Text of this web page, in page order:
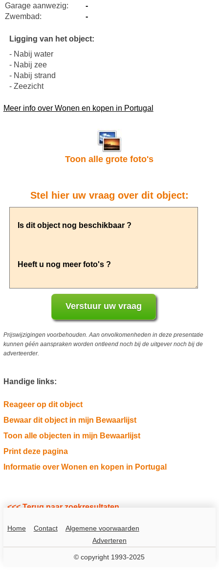
Garage aanwezig:
-
Zwembad:
-
Ligging van het object:
- Nabij water
- Nabij zee
- Nabij strand
- Zeezicht
Meer info over Wonen en kopen in Portugal
Toon alle grote foto's
Stel hier uw vraag over dit object:
Prijswijzigingen voorbehouden. Aan onvolkomenheden in deze presentatie
kunnen géén aanspraken worden ontleend noch bij de uitgever noch bij de
adverteerder.
Handige links:
Reageer op dit object
Bewaar dit object in mijn Bewaarlijst
Toon alle objecten in mijn Bewaarlijst
Print deze pagina
Informatie over Wonen en kopen in Portugal
<<< Terug naar zoekresultaten
Home Contact
Algemene voorwaarden
Adverteren
© copyright 1993-2025